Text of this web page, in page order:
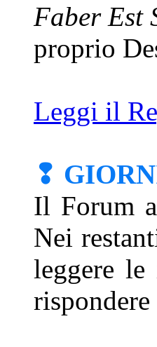
Faber Est
proprio
Leggi il
❢
Il Forum
Nei
leggere